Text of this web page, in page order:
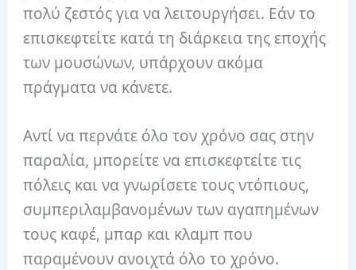
πολύ ζεστός για να λειτουργήσει. Εάν το
επισκεφτείτε κατά τη διάρκεια της εποχής
των μουσώνων, υπάρχουν ακόμα
πράγματα να κάνετε.
Αντί να περνάτε όλο τον χρόνο σας στην
παραλία, μπορείτε να επισκεφτείτε τις
πόλεις και να γνωρίσετε τους ντόπιους,
συμπεριλαμβανομένων των αγαπημένων
τους καφέ, μπαρ και κλαμπ που
παραμένουν ανοιχτά όλο το χρόνο.